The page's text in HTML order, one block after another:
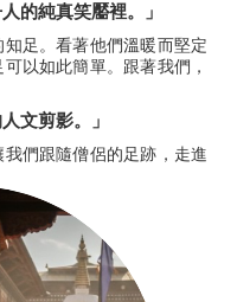
的純真笑靨裡。」
足。看著他們溫暖而堅定
以如此簡單。跟著我們，
文剪影。」
們跟隨僧侶的足跡，走進